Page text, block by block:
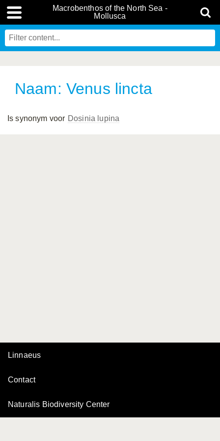
Macrobenthos of the North Sea -
Mollusca
Naam: Venus lincta
Is synonym voor Dosinia lupina
Linnaeus
Contact
Naturalis Biodiversity Center